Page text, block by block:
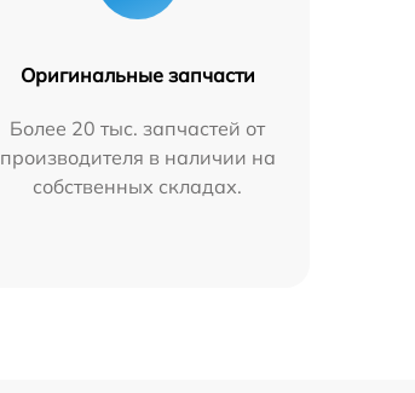
Оригинальные запчасти
Более 20 тыс. запчастей от
производителя в наличии на
собственных складах.